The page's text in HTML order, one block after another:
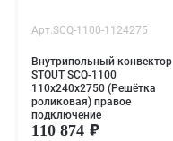
Арт.SCQ-1100-1124275
Внутрипольный конвектор
STOUT SCQ-1100
110х240х2750 (Решётка
роликовая) правое
подключение
110 874